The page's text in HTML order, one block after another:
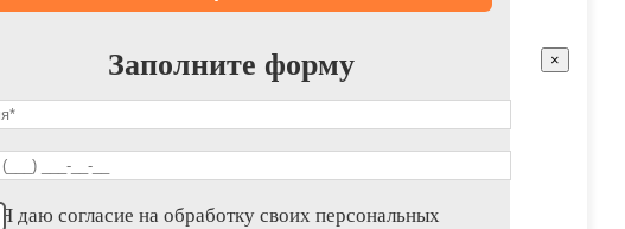
×
Заполните форму
Я даю согласие на обработку своих персональных